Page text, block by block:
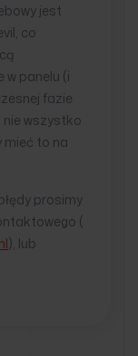
jest
co
w panelu (i
fazie
nie wszystko
mieć to na
prosimy
(
), lub